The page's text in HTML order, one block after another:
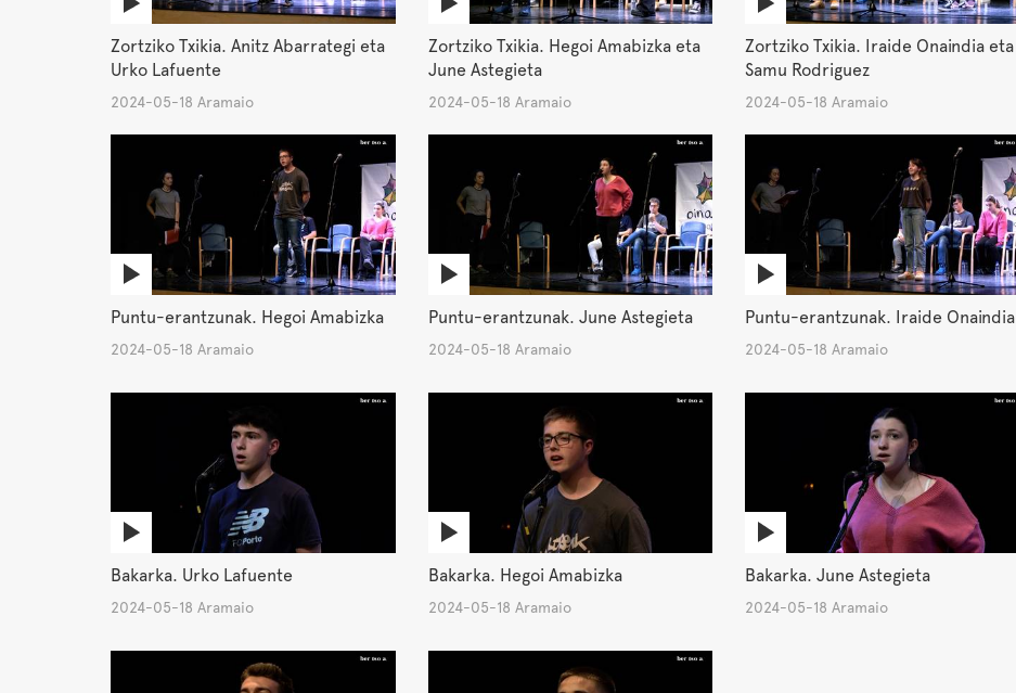
Zortziko Txikia. Anitz Abarrategi eta
Urko Lafuente
2024-05-18 Aramaio
Zortziko Txikia. Hegoi Amabizka eta
June Astegieta
2024-05-18 Aramaio
Zortziko Txikia. Iraide Onaindia eta
Samu Rodriguez
2024-05-18 Aramaio
Puntu-erantzunak. Hegoi Amabizka
2024-05-18 Aramaio
Puntu-erantzunak. June Astegieta
2024-05-18 Aramaio
Puntu-erantzunak. Iraide Onaindia
2024-05-18 Aramaio
Bakarka. Urko Lafuente
2024-05-18 Aramaio
Bakarka. Hegoi Amabizka
2024-05-18 Aramaio
Bakarka. June Astegieta
2024-05-18 Aramaio